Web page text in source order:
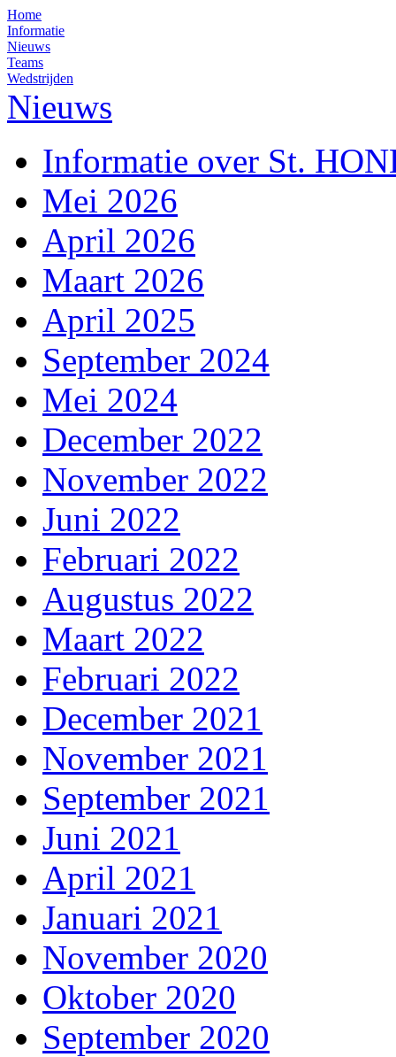
Home
Informatie
Nieuws
Teams
Wedstrijden
Nieuws
Informatie over St.
Mei 2026
April 2026
Maart 2026
April 2025
September 2024
Mei 2024
December 2022
November 2022
Juni 2022
Februari 2022
Augustus 2022
Maart 2022
Februari 2022
December 2021
November 2021
September 2021
Juni 2021
April 2021
Januari 2021
November 2020
Oktober 2020
September 2020